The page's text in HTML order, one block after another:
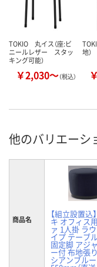
TOKIO 丸イス（座:ビ
ニールレザー スタッ
キング可能）
￥2,030～（税込）
地）
他のバリエーシ
商品名 【組立設置込
キ オフィス
ァ 1人掛 ラ
イプ テーブ
固定脚 アジ
ー付 布地張
シアンブル